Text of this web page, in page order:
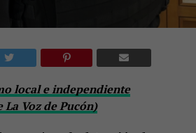
local e independiente
Voz de Pucón)